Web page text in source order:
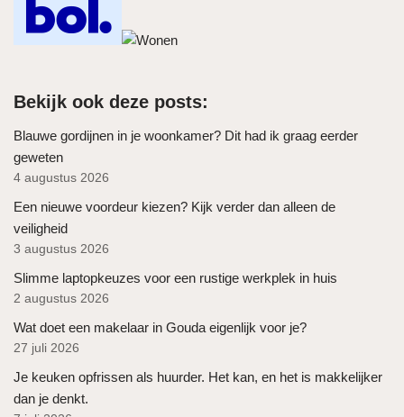
Bekijk ook deze posts:
Blauwe gordijnen in je woonkamer? Dit had ik graag eerder
geweten
4 augustus 2026
Een nieuwe voordeur kiezen? Kijk verder dan alleen de
veiligheid
3 augustus 2026
Slimme laptopkeuzes voor een rustige werkplek in huis
2 augustus 2026
Wat doet een makelaar in Gouda eigenlijk voor je?
27 juli 2026
Je keuken opfrissen als huurder. Het kan, en het is makkelijker
dan je denkt.